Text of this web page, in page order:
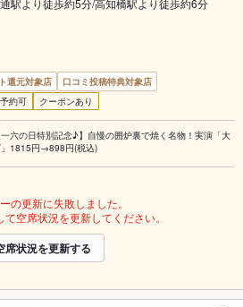
駅より徒歩約5分/高知橋駅より徒歩約6分
還元対象店
口コミ投稿特典対象店
約可 クーポンあり
一六の日特別記念♪】自慢の囲炉裏で焼く名物！実演「大
1815円→898円(税込)
の更新に失敗しました。
空席状況を更新してください。
席状況を更新する